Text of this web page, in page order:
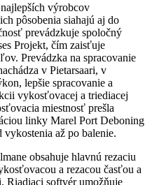
výrobcov
pôsobenia siahajú aj do
prevádzkuje spoločný
Projekt, čím zaisťuje
Prevádzka na spracovanie
v Pietarsaari, v
lepšie spracovanie a
vykosťovacej a triediacej
miestnosť prešla
linky Marel Port Deboning
vykostenia až po balenie.
obsahuje hlavnú rezaciu
a rezacou časťou a
Riadiaci softvér umožňuje